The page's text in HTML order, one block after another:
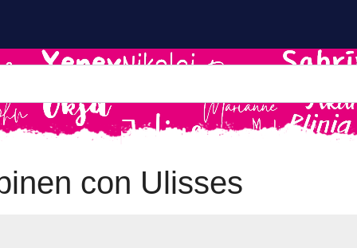
con Ulisses